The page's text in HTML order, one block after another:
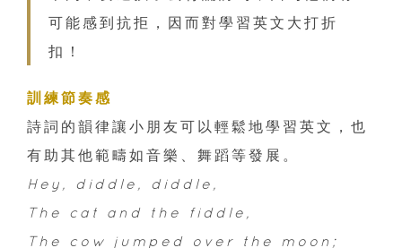
可能感到抗拒，因而對學習英文大打折
扣！
訓練節奏感
詩詞的韻律讓小朋友可以輕鬆地學習英文，也
有助其他範疇如音樂、舞蹈等發展。
Hey, diddle, diddle,
The cat and the fiddle,
The cow jumped over the moon;